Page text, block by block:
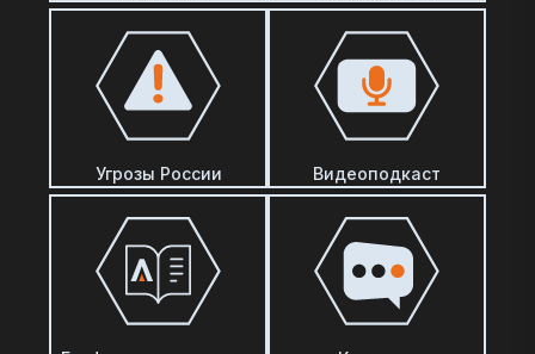
Угрозы России Видеоподкаст